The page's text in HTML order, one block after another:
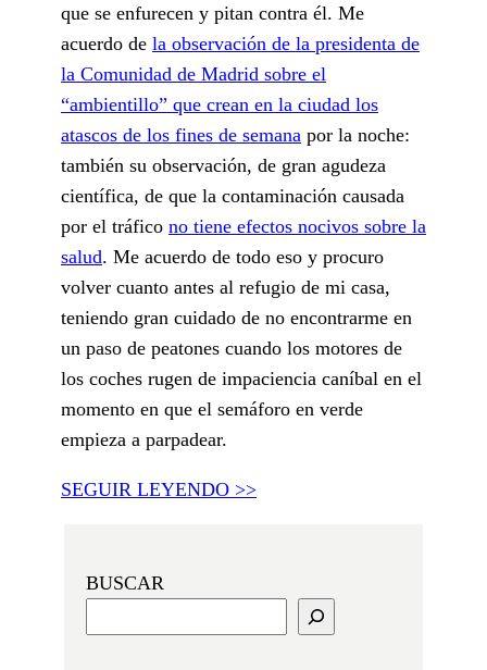
que se enfurecen y pitan contra él. Me
acuerdo de la observación de la presidenta de
la Comunidad de Madrid sobre el
“ambientillo” que crean en la ciudad los
atascos de los fines de semana por la noche:
también su observación, de gran agudeza
científica, de que la contaminación causada
por el tráfico no tiene efectos nocivos sobre la
salud. Me acuerdo de todo eso y procuro
volver cuanto antes al refugio de mi casa,
teniendo gran cuidado de no encontrarme en
un paso de peatones cuando los motores de
los coches rugen de impaciencia caníbal en el
momento en que el semáforo en verde
empieza a parpadear.
SEGUIR LEYENDO >>
BUSCAR